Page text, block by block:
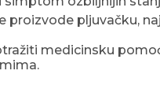
pljuvačku,
medicinsku